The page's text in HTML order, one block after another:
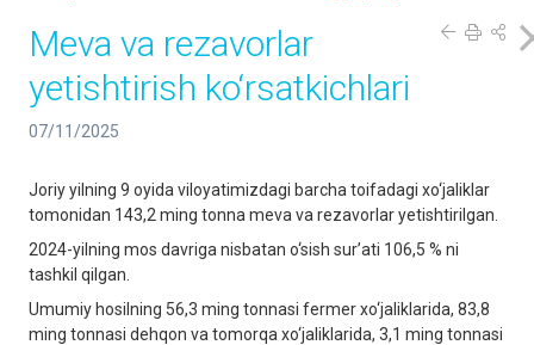
Meva va rezavorlar
yetishtirish ko‘rsatkichlari
07/11/2025
Joriy yilning 9 oyida viloyatimizdagi barcha toifadagi xo‘jaliklar
tomonidan 143,2 ming tonna meva va rezavorlar yetishtirilgan.
2024-yilning mos davriga nisbatan o‘sish sur’ati 106,5 % ni
tashkil qilgan.
Umumiy hosilning 56,3 ming tonnasi fermer xo‘jaliklarida, 83,8
ming tonnasi dehqon va tomorqa xo‘jaliklarida, 3,1 ming tonnasi